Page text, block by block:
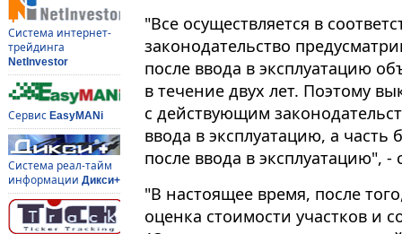
Система интернет-
трейдинга
NetInvestor
Сервис EasyMANi
Система реал-тайм
информации Дикси+
"Все осуществляется в
законодательство
после ввода в эксплуатацию
в течение двух лет. Поэтому
с действующим
ввода в эксплуатацию, а часть
после ввода в эксплуатацию", -
"В настоящее время, после
оценка стоимости участков и